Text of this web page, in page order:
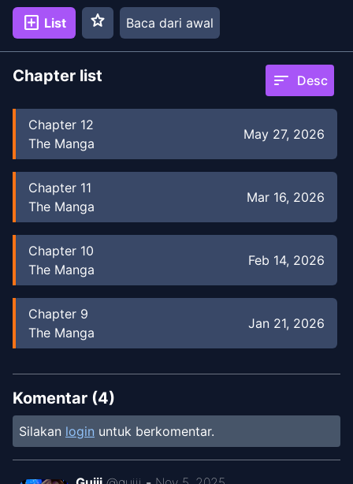
untuk menghindari kekacauan lebih lanjut dalam
pertarungan komedi cinta ini!
add_box List star Baca dari awal
Chapter list sort Desc
Chapter 12
The Manga
May 27, 2026
Chapter 11
The Manga
Mar 16, 2026
Chapter 10
The Manga
Feb 14, 2026
Chapter 9
The Manga
Jan 21, 2026
Chapter8
The Manga
Chapter7
The Manga
Nov 4, 2025
Komentar (4)
Silakan login untuk berkomentar.